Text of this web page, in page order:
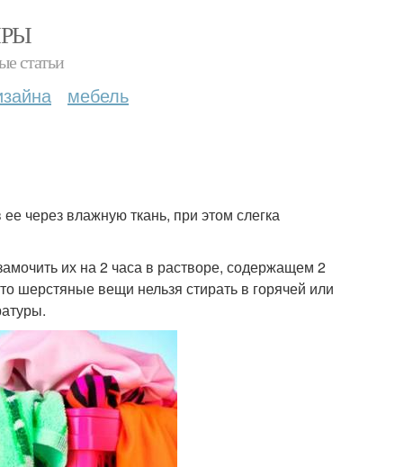
статьи
мебель
через влажную ткань, при этом слегка
их на 2 часа в растворе, содержащем 2
шерстяные вещи нельзя стирать в горячей или